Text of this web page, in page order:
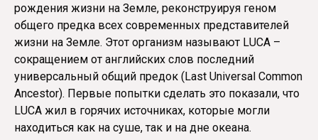
рождения жизни на Земле, реконструируя геном
общего предка всех современных представителей
жизни на Земле. Этот организм называют LUCA –
сокращением от английских слов последний
универсальный общий предок (Last Universal Common
Ancestor). Первые попытки сделать это показали, что
LUCA жил в горячих источниках, которые могли
находиться как на суше, так и на дне океана.